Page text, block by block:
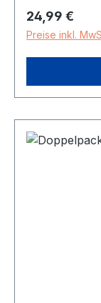
75 mm mit
Montagebreite 45 mm
Smartphone-
Regulärer
24,99 €
Preise inkl.